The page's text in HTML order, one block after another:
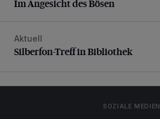
Im Angesicht des Bösen
Silberfon-Treff in Bibliothek
Aktuell
Silberfon-Treff in Bibliothek
SOZIALE MEDIEN